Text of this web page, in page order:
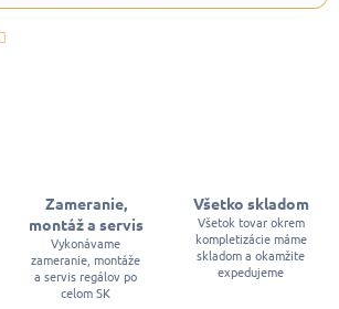
Zameranie,
montáž a servis
Vykonávame
zameranie, montáže
a servis regálov po
celom SK
Všetko skladom
Všetok tovar okrem
kompletizácie máme
skladom a okamžite
expedujeme